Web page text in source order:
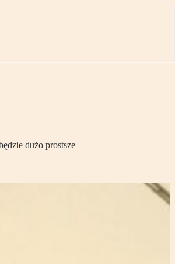
dużo prostsze